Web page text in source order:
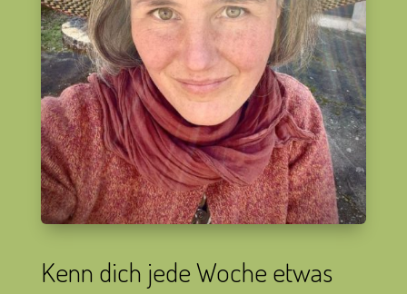
Kenn dich jede Woche etwas